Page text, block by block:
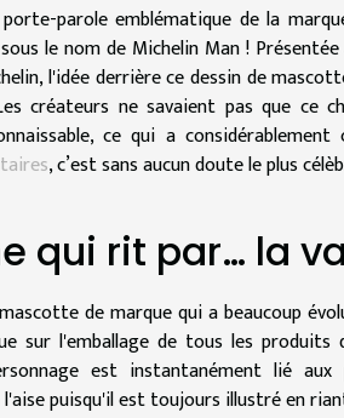
parole emblématique de la
le nom de Michelin Man !
l'idée derrière ce dessin de
créateurs ne savaient pas que ce
ce qui a
, c’est sans aucun doute le plus
qui rit par… la
de marque qui a beaucoup
sur l'emballage de tous les
est instantanément lié
puisqu'il est toujours illustré en